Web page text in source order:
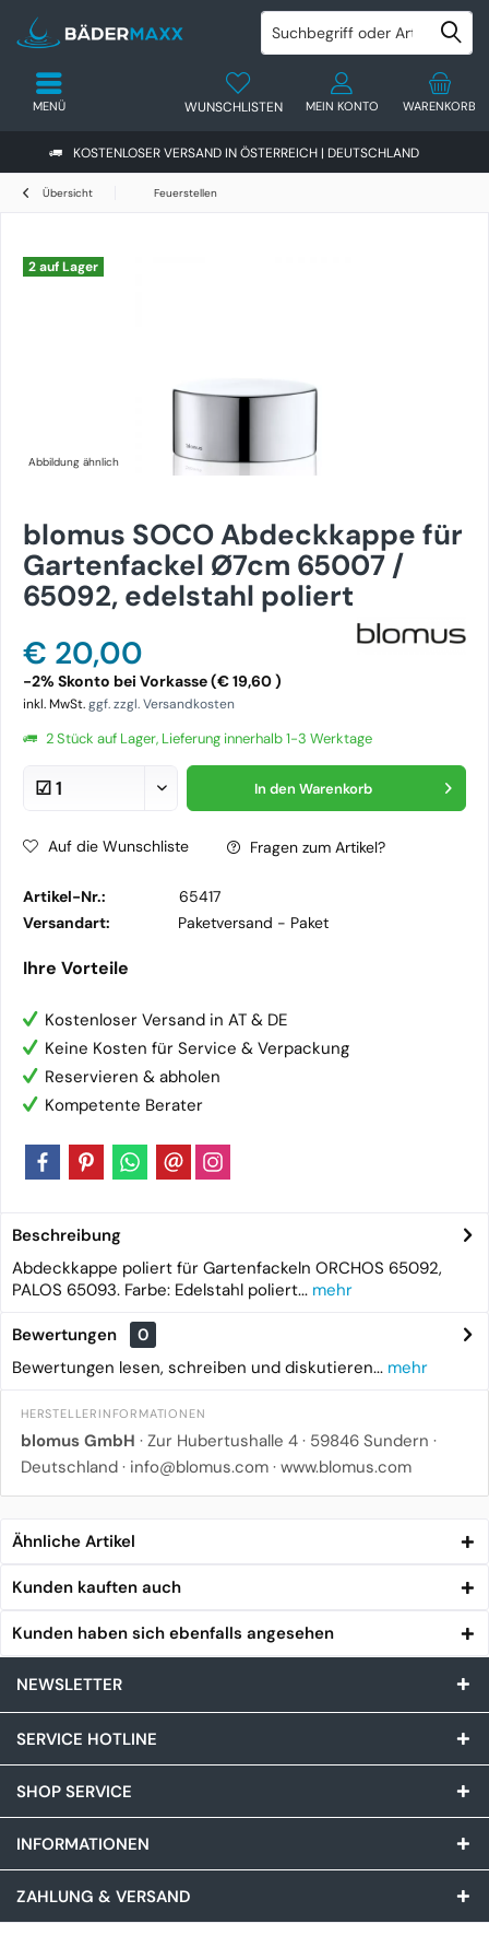
KOSTENLOSER VERSAND IN ÖSTERREICH | DEUTSCHLAND
WARENKORB
WUNSCHLISTEN MEIN KONTO
MENÜ
Übersicht Feuerstellen
2 auf Lager
Abbildung ähnlich
blomus SOCO Abdeckkappe für
Gartenfackel Ø7cm 65007 /
65092, edelstahl poliert
€ 20,00
-2% Skonto bei Vorkasse (€ 19,60 )
inkl. MwSt.ggf. zzgl. Versandkosten
2 Stück auf Lager, Lieferung innerhalb 1-3 Werktage
In den Warenkorb
Auf die Wunschliste Fragen zum Artikel?
Artikel-Nr.:
65417
Versandart:
Paketversand - Paket
Ihre Vorteile
Kostenloser Versand in AT & DE
Keine Kosten für Service & Verpackung
Reservieren & abholen
Kompetente Berater
Beschreibung
Abdeckkappe poliert für Gartenfackeln ORCHOS 65092,
PALOS 65093. Farbe: Edelstahl poliert... mehr
Bewertungen
0
Bewertungen lesen, schreiben und diskutieren... mehr
HERSTELLERINFORMATIONEN
blomus GmbH · Zur Hubertushalle 4 · 59846 Sundern ·
Deutschland · info@blomus.com · www.blomus.com
Ähnliche Artikel
Kunden kauften auch
Kunden haben sich ebenfalls angesehen
NEWSLETTER
SERVICE HOTLINE
SHOP SERVICE
INFORMATIONEN
ZAHLUNG & VERSAND